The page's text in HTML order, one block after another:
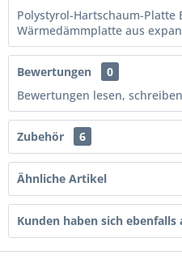
Polystyrol-Hartschaum-Platte
Wärmedämmplatte aus
Bewertungen
0
Bewertungen lesen,
Zubehör 6
Ähnliche Artikel
Kunden haben sich ebenfalls